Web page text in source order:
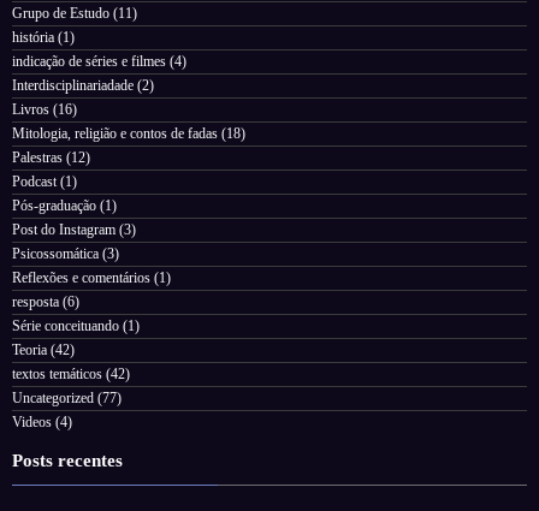
Grupo de Estudo (11)
história (1)
indicação de séries e filmes (4)
Interdisciplinariadade (2)
Livros (16)
Mitologia, religião e contos de fadas (18)
Palestras (12)
Podcast(1)
Pós-graduação (1)
Post do Instagram (3)
Psicossomática (3)
Reflexões e comentários (1)
resposta (6)
Série conceituando (1)
Teoria (42)
textos temáticos (42)
Uncategorized (77)
Videos (4)
Posts recentes